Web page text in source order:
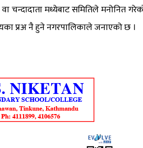
चन्दादाता मध्येबाट समितिले मनोनित
प्रअ नै हुने नगरपालिकाले जनाएको छ ।